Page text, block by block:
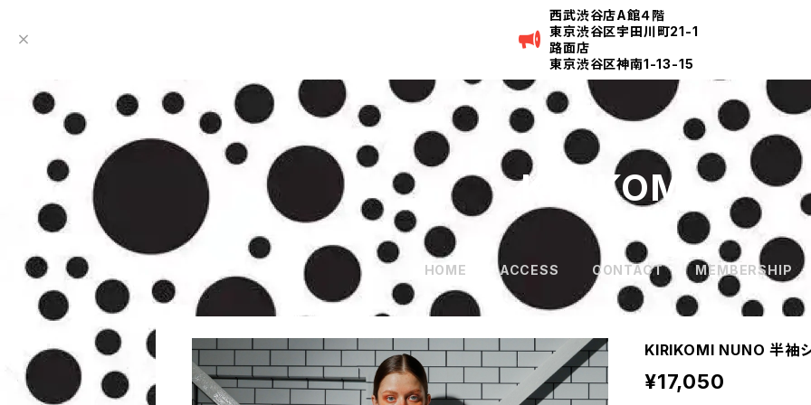
西武渋谷店A館４階
東京渋谷区宇田川町21-1
路面店
東京渋谷区神南1-13-15
KIRIKOMI
HOME ACCESS CONTACT MEMBERSHIP
KIRIKOMI NUNO 半袖
¥17,050